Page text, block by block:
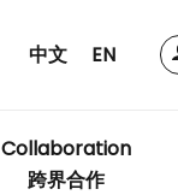
中文 EN
Collaboration
跨界合作